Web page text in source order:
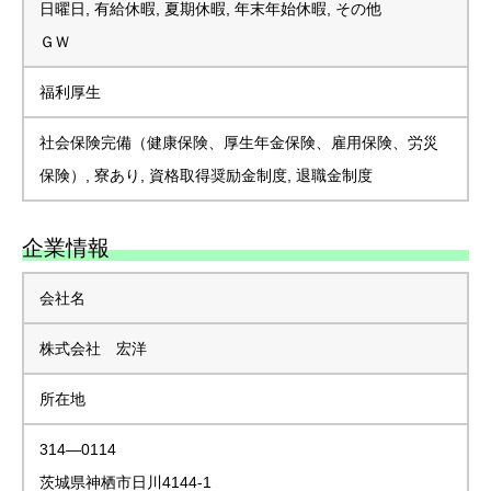
日曜日, 有給休暇, 夏期休暇, 年末年始休暇, その他
ＧＷ
福利厚生
社会保険完備（健康保険、厚生年金保険、雇用保険、労災
保険）, 寮あり, 資格取得奨励金制度, 退職金制度
企業情報
会社名
株式会社 宏洋
所在地
314―0114
茨城県神栖市日川4144-1